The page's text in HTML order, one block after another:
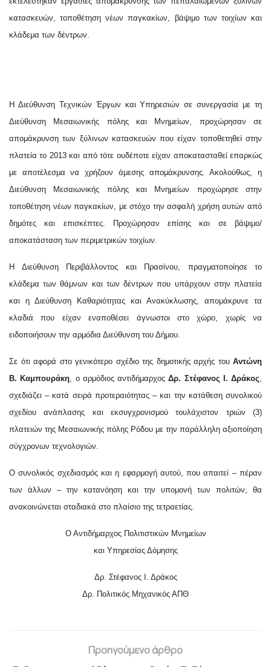
κατασκευών, τοποθέτηση νέων παγκακίων, βάψιμο των τοιχίων και
κλάδεμα των δέντρων.
Η Διεύθυνση Τεχνικών Έργων και Υπηρεσιών σε συνεργασία με τη
Διεύθυνση Μεσαιωνικής πόλης και Μνημείων, προχώρησαν σε
απομάκρυνση των ξύλινων κατασκευών που είχαν τοποθετηθεί στην
πλατεία το 2013 και από τότε ουδέποτε είχαν αποκατασταθεί επαρκώς
με αποτέλεσμα να χρήζουν άμεσης απομάκρυνσης. Ακολούθως, η
Διεύθυνση Μεσαιωνικής πόλης και Μνημείων προχώρησε στην
τοποθέτηση νέων παγκακίων, με στόχο την ασφαλή χρήση αυτών από
δημότες και επισκέπτες. Προχώρησαν επίσης και σε βάψιμο/
αποκατάσταση των περιμετρικών τοιχίων.
Η Διεύθυνση Περιβάλλοντος και Πρασίνου, πραγματοποίησε το
κλάδεμα των θάμνων και των δέντρων που υπάρχουν στην πλατεία
και η Διεύθυνση Καθαριότητας και Ανακύκλωσης, απομάκρυνε τα
κλαδιά που είχαν εναποθέσει άγνωστοι στο χώρο, χωρίς να
ειδοποιήσουν την αρμόδια Διεύθυνση του Δήμου.
Σε ότι αφορά στο γενικότερο σχέδιο της δημοτικής αρχής του Αντώνη
Β. Καμπουράκη, ο αρμόδιος αντιδήμαρχοςΔρ. Στέφανος Ι. Δράκος,
σχεδιάζει – κατά σειρά προτεραιότητας – και την κατάθεση συνολικού
σχεδίου ανάπλασης και εκσυγχρονισμού τουλάχιστον τριών (3)
πλατειών της Μεσαιωνικής πόλης Ρόδου με την παράλληλη αξιοποίηση
σύγχρονων τεχνολογιών.
Ο συνολικός σχεδιασμός και η εφαρμογή αυτού, που απαιτεί – πέραν
των άλλων – την κατανόηση και την υπομονή των πολιτών, θα
ανακοινώνεται σταδιακά στο πλαίσιο της τετραετίας.
Ο Αντιδήμαρχος Πολιτιστικών Μνημείων
και Υπηρεσίας Δόμησης
Δρ. Στέφανος Ι. Δράκος
Δρ. Πολιτικός Μηχανικός ΑΠΘ
Προηγούμενο άρθρο